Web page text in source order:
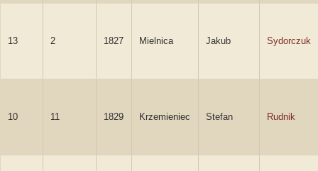
13 2 1827 Mielnica Jakub Sydorczuk
10 11 1829 Krzemieniec Stefan Rudnik